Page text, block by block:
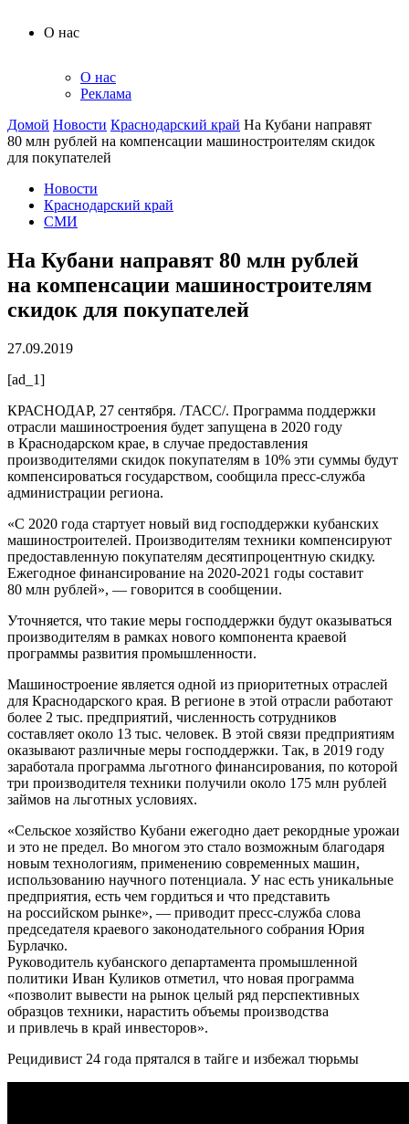
О нас
О нас
Реклама
Домой Новости Краснодарский край На Кубани направят
80 млн рублей на компенсации машиностроителям скидок
для покупателей
Новости
Краснодарский край
СМИ
На Кубани направят 80 млн рублей
на компенсации машиностроителям
скидок для покупателей
27.09.2019
[ad_1]
КРАСНОДАР, 27 сентября. /ТАСС/. Программа поддержки
отрасли машиностроения будет запущена в 2020 году
в Краснодарском крае, в случае предоставления
производителями скидок покупателям в 10% эти суммы будут
компенсироваться государством, сообщила пресс-служба
администрации региона.
«С 2020 года стартует новый вид господдержки кубанских
машиностроителей. Производителям техники компенсируют
предоставленную покупателям десятипроцентную скидку.
Ежегодное финансирование на 2020-2021 годы составит
80 млн рублей», — говорится в сообщении.
Уточняется, что такие меры господдержки будут оказываться
производителям в рамках нового компонента краевой
программы развития промышленности.
Машиностроение является одной из приоритетных отраслей
для Краснодарского края. В регионе в этой отрасли работают
более 2 тыс. предприятий, численность сотрудников
составляет около 13 тыс. человек. В этой связи предприятиям
оказывают различные меры господдержки. Так, в 2019 году
заработала программа льготного финансирования, по которой
три производителя техники получили около 175 млн рублей
займов на льготных условиях.
«Cельское хозяйство Кубани ежегодно дает рекордные урожаи
и это не предел. Во многом это стало возможным благодаря
новым технологиям, применению современных машин,
использованию научного потенциала. У нас есть уникальные
предприятия, есть чем гордиться и что представить
на российском рынке», — приводит пресс-служба слова
председателя краевого законодательного собрания Юрия
Бурлачко.
Руководитель кубанского департамента промышленной
политики Иван Куликов отметил, что новая программа
«позволит вывести на рынок целый ряд перспективных
образцов техники, нарастить объемы производства
и привлечь в край инвесторов».
Рецидивист 24 года прятался в тайге и избежал тюрьмы